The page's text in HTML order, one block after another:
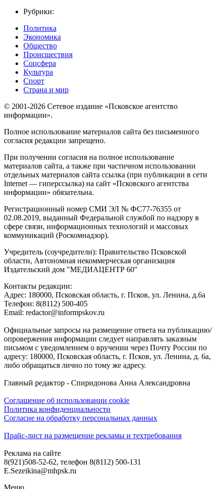
Рубрики:
Политика
Экономика
Общество
Происшествия
Соцсфера
Культура
Спорт
Страна и мир
© 2001-2026 Сетевое издание «Псковское агентство
информации».
Полное использование материалов сайта без письменного
согласия редакции запрещено.
При получении согласия на полное использование
материалов сайта, а также при частичном использовании
отдельных материалов сайта ссылка (при публикации в сети
Internet — гиперссылка) на сайт «Псковского агентства
информации» обязательна.
Регистрационный номер СМИ ЭЛ № ФС77-76355 от
02.08.2019, выданный Федеральной службой по надзору в
сфере связи, информационных технологий и массовых
коммуникаций (Роскомнадзор).
Учредитель (соучредители): Правительство Псковской
области, Автономная некоммерческая организация
Издательский дом "МЕДИАЦЕНТР 60"
Контакты редакции:
Адреc: 180000, Псковская область, г. Псков, ул. Ленина, д.6а
Телефон: 8(8112) 500-405
Email: redactor@informpskov.ru
Официальные запросы на размещение ответа на публикацию/
опровержения информации следует направлять заказным
письмом с уведомлением о вручении через Почту России по
адресу: 180000, Псковская область, г. Псков, ул. Ленина, д. 6а,
либо обращаться лично по тому же адресу.
Главный редактор - Спиридонова Анна Александровна
Соглашение об использовании cookie
Политика конфиденциальности
Согласие на обработку персональных данных
Прайс-лист на размещение рекламы и техтребования
Реклама на сайте
8(921)508-52-62, телефон 8(8112) 500-131
E.Sezeikina@mhpsk.ru